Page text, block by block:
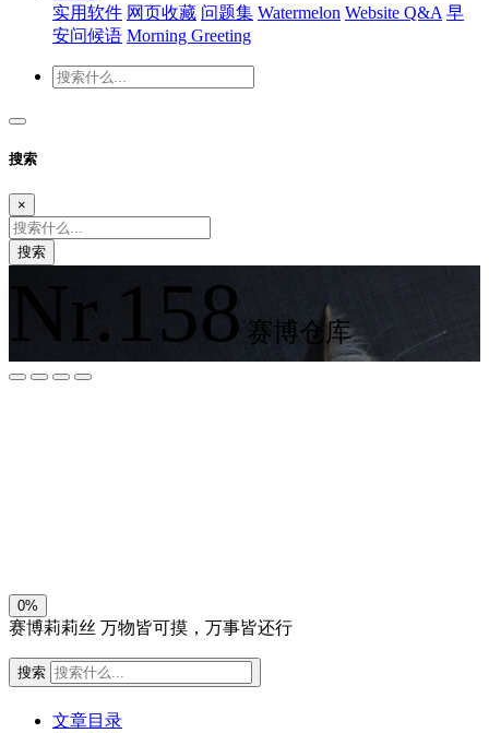
实用软件 网页收藏 问题集 Watermelon Website Q&A 早
安问候语 Morning Greeting
搜索
×
搜索
Nr.158 赛博仓库
0%
赛博莉莉丝 万物皆可摸，万事皆还行
搜索
文章目录